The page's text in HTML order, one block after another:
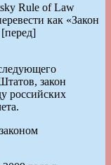
Rule of Law
как «Закон
закон
российских